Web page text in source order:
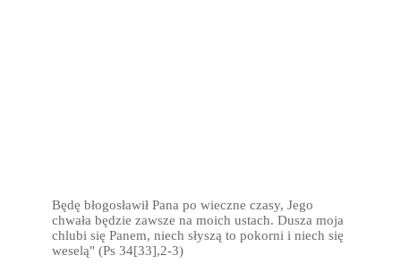
Będę błogosławił Pana po wieczne czasy, Jego
chwała będzie zawsze na moich ustach. Dusza moja
chlubi się Panem, niech słyszą to pokorni i niech się
weselą" (Ps 34[33],2-3)